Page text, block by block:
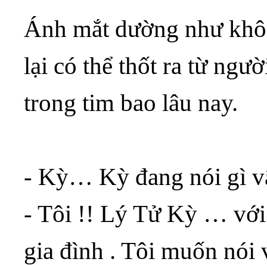
Ánh mắt dường như
lại có thể thốt ra từ
trong tim bao lâu nay.
- Kỳ… Kỳ đang nói gì
- Tôi !! Lý Tử Kỳ … với
gia đình . Tôi muốn